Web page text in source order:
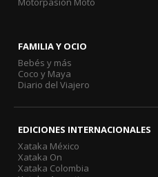
FAMILIA Y OCIO
Bebés y más
Coco y Maya
Diario del Viajero
EDICIONES INTERNACIONALES
Xataka México
Xataka On
Xataka Colombia